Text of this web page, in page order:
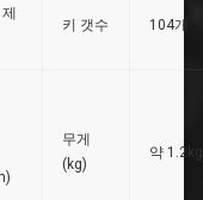
키 갯수 104개
무게
(kg)
약 1.2kg